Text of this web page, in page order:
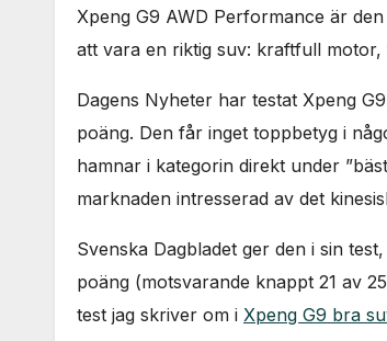
Xpeng G9 AWD Performance är
att vara en riktig suv: kraftfull
Dagens Nyheter har testat Xpeng
poäng. Den får inget toppbetyg i
hamnar i kategorin direkt under
marknaden intresserad av det
Svenska Dagbladet ger den i sin
poäng (motsvarande knappt 21 av
test jag skriver om i Xpeng G9 bra